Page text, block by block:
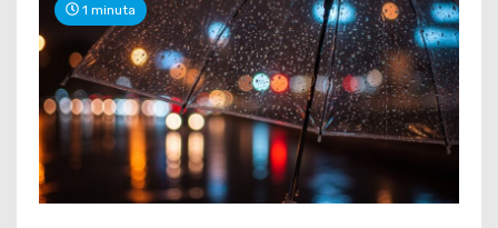
1 minuta